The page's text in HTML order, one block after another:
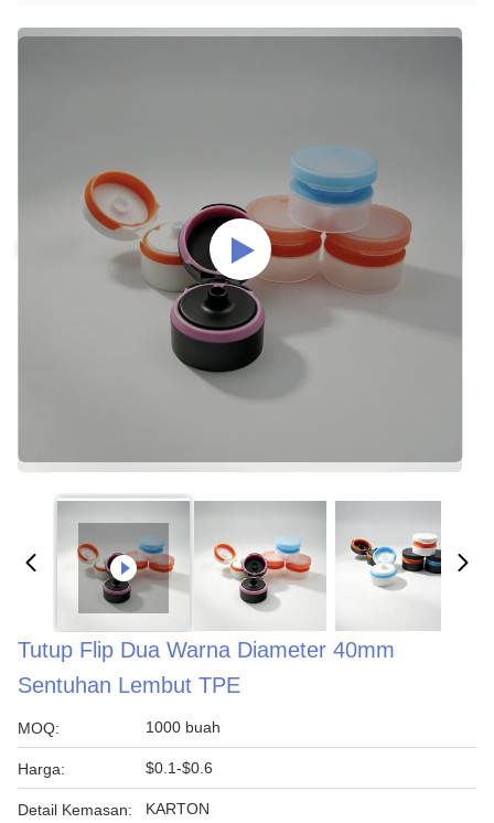
Tutup Flip Dua Warna Diameter 40mm
Sentuhan Lembut TPE
MOQ: 1000 buah
Harga: $0.1-$0.6
Detail Kemasan: KARTON